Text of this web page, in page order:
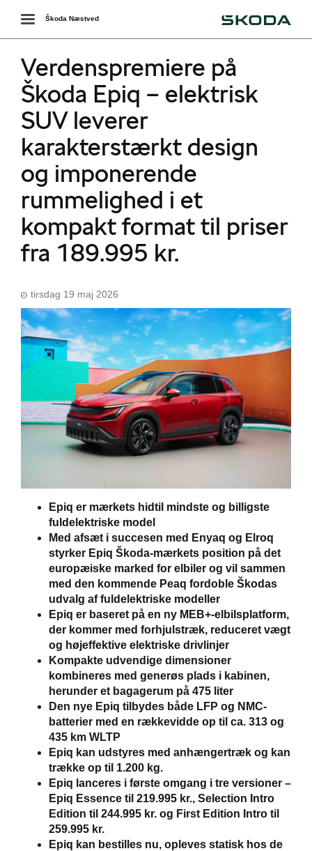
Toggle
navigation
Škoda Næstved
Verdenspremiere på
Škoda Epiq – elektrisk
SUV leverer
karakterstærkt design
og imponerende
rummelighed i et
kompakt format til priser
fra 189.995 kr.
tirsdag 19 maj 2026
Epiq er mærkets hidtil mindste og billigste
fuldelektriske model
Med afsæt i succesen med Enyaq og Elroq
styrker Epiq Škoda-mærkets position på det
europæiske marked for elbiler og vil sammen
med den kommende Peaq fordoble Škodas
udvalg af fuldelektriske modeller
Epiq er baseret på en ny MEB+-elbilsplatform,
der kommer med forhjulstræk, reduceret vægt
og højeffektive elektriske drivlinjer
Kompakte udvendige dimensioner
kombineres med generøs plads i kabinen,
herunder et bagagerum på 475 liter
Den nye Epiq tilbydes både LFP og NMC-
batterier med en rækkevidde op til ca. 313 og
435 km WLTP
Epiq kan udstyres med anhængertræk og kan
trække op til 1.200 kg.
Epiq lanceres i første omgang i tre versioner –
Epiq Essence til 219.995 kr., Selection Intro
Edition til 244.995 kr. og First Edition Intro til
259.995 kr.
Epiq kan bestilles nu, opleves statisk hos de